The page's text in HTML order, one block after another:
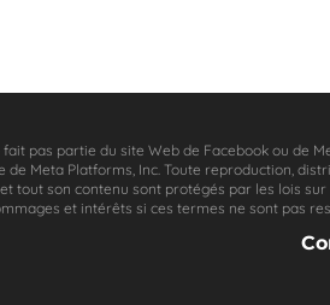
fait pas partie du site Web de Facebook ou de
de Meta Platforms, Inc. Toute reproduction,
tout son contenu sont protégés par les lois
et intérêts si ces termes ne sont pas